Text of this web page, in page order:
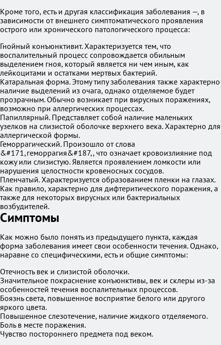
Кроме того, есть и другая классификация заболевания —, в
зависимости от внешнего симптоматического проявления
острого или хронического патологического процесса:
Гнойный конъюнктивит. Характеризуется тем, что
воспалительный процесс сопровождается обильным
выделением гноя, который является ни чем иным, как
лейкоцитами и остатками мертвых бактерий.
Катаральная форма. Этому типу заболевания также характерно
наличие выделений из очага, однако отделяемое будет
прозрачным. Обычно возникает при вирусных поражениях,
возможно при аллергических процессах.
Папиллярный. Представляет собой наличие маленьких
узелков на слизистой оболочке верхнего века. Характерно для
аллергической формы.
Геморрагический. Произошло от слова
&#171,геморрагия&#187,, что означает кровоизлияние под
кожу или слизистую. Является проявлением ломкости или
нарушения целостности кровеносных сосудов.
Пленчатый. Характеризуется образованием пленки на глазах.
Как правило, характерно для дифтеритического поражения, а
также для некоторых вирусных или бактериальных
возбудителей.
Симптомы
Как можно было понять из предыдущего пункта, каждая
форма заболевания имеет свои особенности течения. Однако,
наравне со специфическими, есть и общие симптомы:
Отечность век и слизистой оболочки.
Значительное покраснение конъюнктивы, век и склеры из-за
особенностей течения воспалительных процессов.
Боязнь света, повышенное восприятие белого или другого
яркого цвета.
Повышенное слезотечение, наличие жидкого отделяемого.
Боль в месте поражения.
Чувство постороннего предмета под веком.